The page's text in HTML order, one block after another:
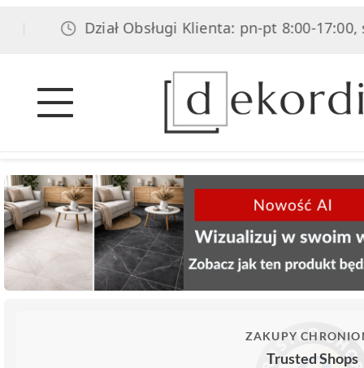
Dział Obsługi Klienta: pn-pt 8:00-17:00, sob
ZAKUPY
Trusted Shops